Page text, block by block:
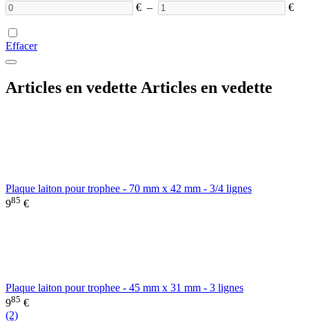
€ – €
Effacer
Articles en vedette Articles en vedette
Plaque laiton pour trophee - 70 mm x 42 mm - 3/4 lignes
985 €
Plaque laiton pour trophee - 45 mm x 31 mm - 3 lignes
985 €
(2)